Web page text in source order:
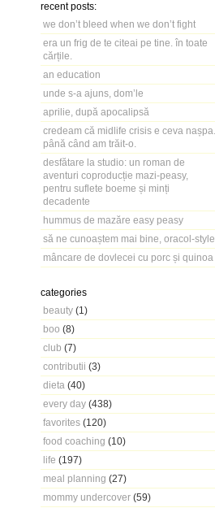
recent posts:
we don’t bleed when we don’t fight
era un frig de te citeai pe tine. în toate
cărțile.
an education
unde s-a ajuns, dom’le
aprilie, după apocalipsă
credeam că midlife crisis e ceva nașpa.
până când am trăit-o.
desfătare la studio: un roman de
aventuri coproducție mazi-peasy,
pentru suflete boeme și minți
decadente
hummus de mazăre easy peasy
să ne cunoaștem mai bine, oracol-style
mâncare de dovlecei cu porc și quinoa
categories
beauty (1)
boo (8)
club (7)
contributii (3)
dieta (40)
every day (438)
favorites (120)
food coaching (10)
life (197)
meal planning (27)
mommy undercover (59)